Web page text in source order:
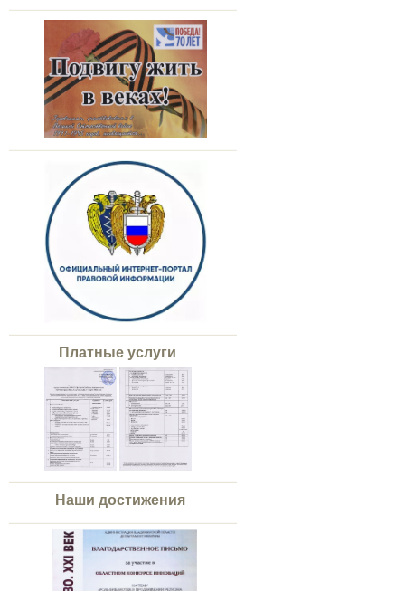
Платные услуги
Наши достижения